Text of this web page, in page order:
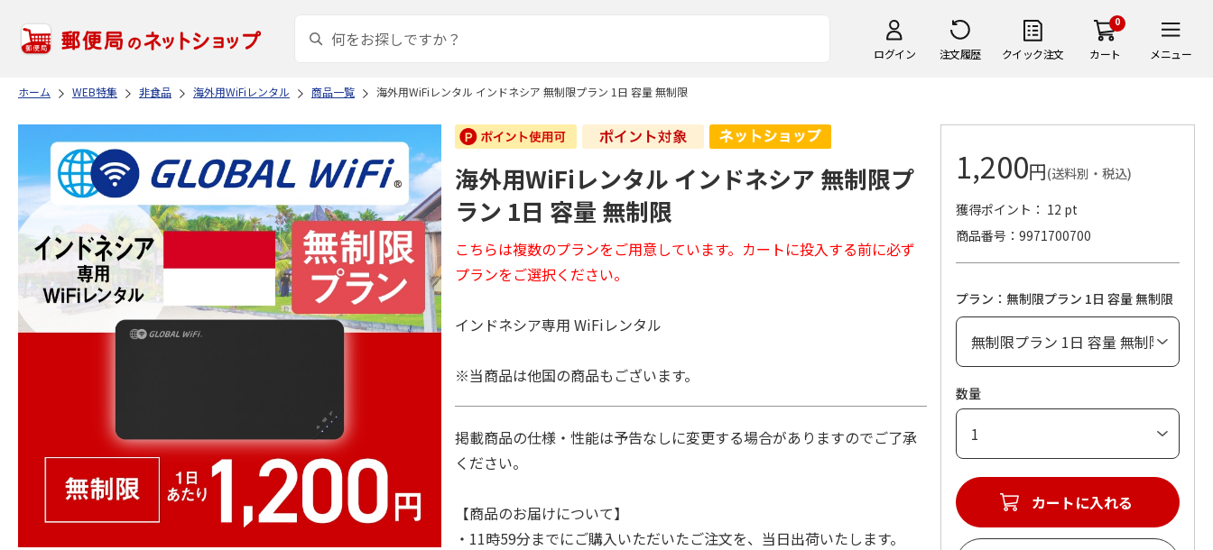
ログイン 注文履歴 クイック注文
0
カート メニュー
ホーム WEB特集 非食品 海外用WiFiレンタル 商品一覧 海外用WiFiレンタル インドネシア 無制限プラン 1日 容量 無制限
海外用WiFiレンタル インドネシア 無制限プ
ラン 1日 容量 無制限
こちらは複数のプランをご用意しています。カートに投入する前に必ず
プランをご選択ください。
インドネシア専用 WiFiレンタル
※当商品は他国の商品もございます。
掲載商品の仕様・性能は予告なしに変更する場合がありますのでご了承
ください。
【商品のお届けについて】
・11時59分までにご購入いただいたご注文を、当日出荷いたします。
1,200円(送料別・税込)
獲得ポイント： 12 pt
商品番号
9971700700
プラン：無制限プラン 1日 容量 無制限
数量
カートに入れる